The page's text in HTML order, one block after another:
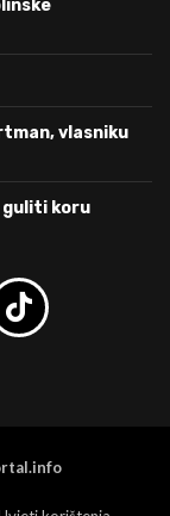
vlasniku
guliti koru